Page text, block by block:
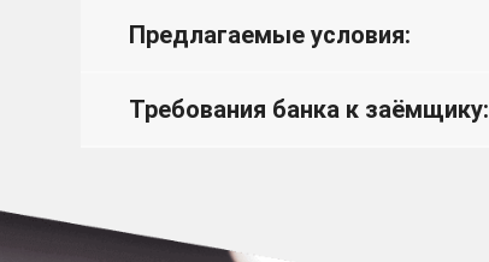
Предлагаемые условия:
Требования банка к заёмщику: